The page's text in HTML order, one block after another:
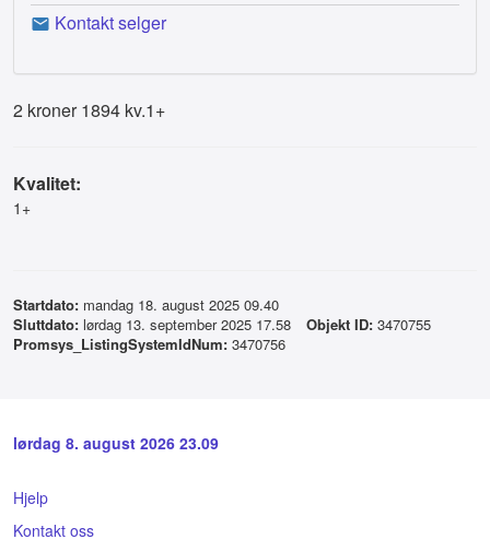
Kontakt selger
2 kroner 1894 kv.1+
Kvalitet:
1+
Startdato: mandag 18. august 2025 09.40
Sluttdato: lørdag 13. september 2025 17.58 Objekt ID: 3470755
Promsys_ListingSystemIdNum: 3470756
lørdag 8. august 2026 23.09
Hjelp
Kontakt oss